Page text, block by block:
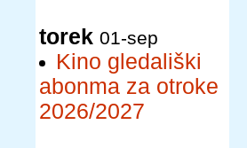
torek 01-sep
Kino gledališki
abonma za otroke
2026/2027